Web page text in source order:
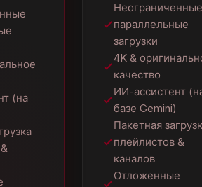
(на
Неограниченные
параллельные
загрузки
4K &
качество
ИИ-ассистент
базе Gemini)
Пакетная
плейлистов &
каналов
Отложенные